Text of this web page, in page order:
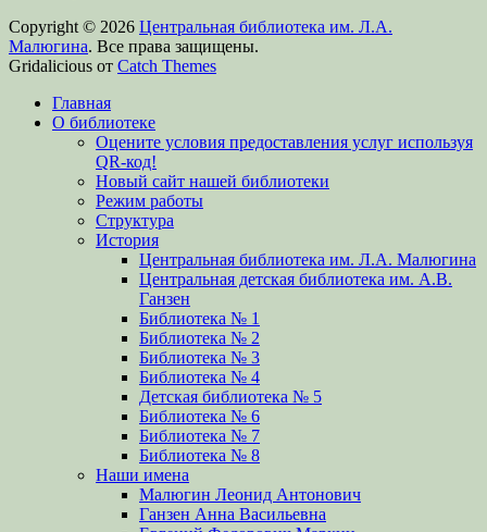
Copyright © 2026 Центральная библиотека им. Л.А.
Малюгина. Все права защищены.
Gridalicious от Catch Themes
Главная
О библиотеке
Оцените условия предоставления услуг используя
QR-код!
Новый сайт нашей библиотеки
Режим работы
Структура
История
Центральная библиотека им. Л.А. Малюгина
Центральная детская библиотека им. А.В.
Ганзен
Библиотека № 1
Библиотека № 2
Библиотека № 3
Библиотека № 4
Детская библиотека № 5
Библиотека № 6
Библиотека № 7
Библиотека № 8
Наши имена
Малюгин Леонид Антонович
Ганзен Анна Васильевна